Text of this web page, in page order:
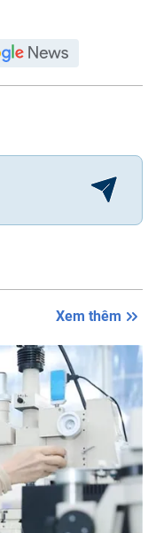
Xem thêm